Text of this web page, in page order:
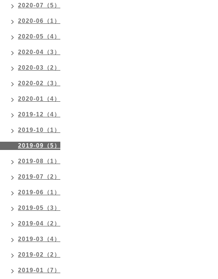
2020-07（5）
2020-06（1）
2020-05（4）
2020-04（3）
2020-03（2）
2020-02（3）
2020-01（4）
2019-12（4）
2019-10（1）
2019-09（5）
2019-08（1）
2019-07（2）
2019-06（1）
2019-05（3）
2019-04（2）
2019-03（4）
2019-02（2）
2019-01（7）